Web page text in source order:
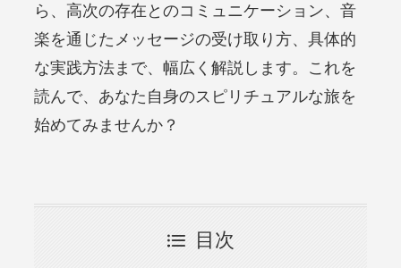
ら、高次の存在とのコミュニケーション、音
楽を通じたメッセージの受け取り方、具体的
な実践方法まで、幅広く解説します。これを
読んで、あなた自身のスピリチュアルな旅を
始めてみませんか？
目次